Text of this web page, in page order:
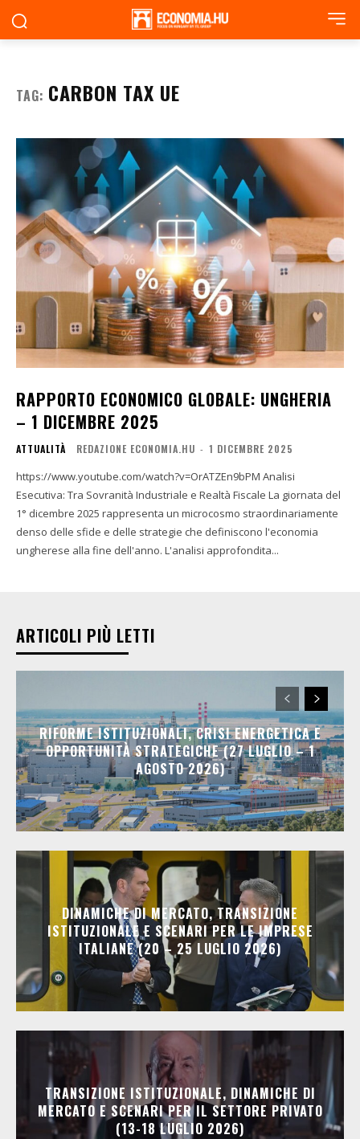
TAG: CARBON TAX UE
RAPPORTO ECONOMICO GLOBALE: UNGHERIA
– 1 DICEMBRE 2025
ATTUALITÀ REDAZIONE ECONOMIA.HU - 1 DICEMBRE 2025
https://www.youtube.com/watch?v=OrATZEn9bPM Analisi
Esecutiva: Tra Sovranità Industriale e Realtà Fiscale La giornata del
1° dicembre 2025 rappresenta un microcosmo straordinariamente
denso delle sfide e delle strategie che definiscono l'economia
ungherese alla fine dell'anno. L'analisi approfondita...
ARTICOLI PIÙ LETTI
RIFORME ISTITUZIONALI, CRISI ENERGETICA E
OPPORTUNITÀ STRATEGICHE (27 LUGLIO – 1
AGOSTO 2026)
DINAMICHE DI MERCATO, TRANSIZIONE
ISTITUZIONALE E SCENARI PER LE IMPRESE
ITALIANE (20 – 25 LUGLIO 2026)
TRANSIZIONE ISTITUZIONALE, DINAMICHE DI
MERCATO E SCENARI PER IL SETTORE PRIVATO
(13-18 LUGLIO 2026)